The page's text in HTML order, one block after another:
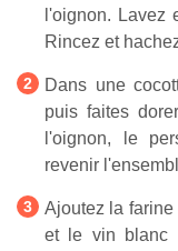
l'oignon. Lavez
Rincez et
Dans une
puis faites
l'oignon, le
revenir
Ajoutez la
et le vin blanc